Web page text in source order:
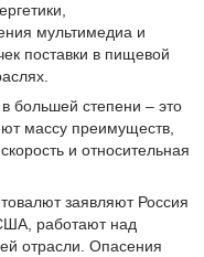
мультимедиа и
поставки в пищевой
большей степени – это
массу преимуществ,
и относительная
заявляют Россия
работают над
отрасли. Опасения